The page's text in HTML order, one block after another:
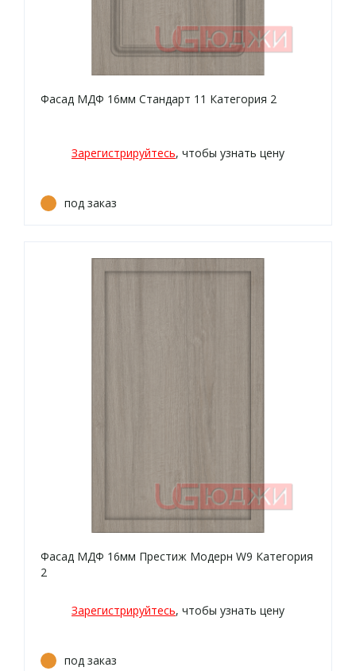
Фасад МДФ 16мм Стандарт 11 Категория 2
Зарегистрируйтесь, чтобы узнать цену
под заказ
Фасад МДФ 16мм Престиж Модерн W9 Категория
2
Зарегистрируйтесь, чтобы узнать цену
под заказ